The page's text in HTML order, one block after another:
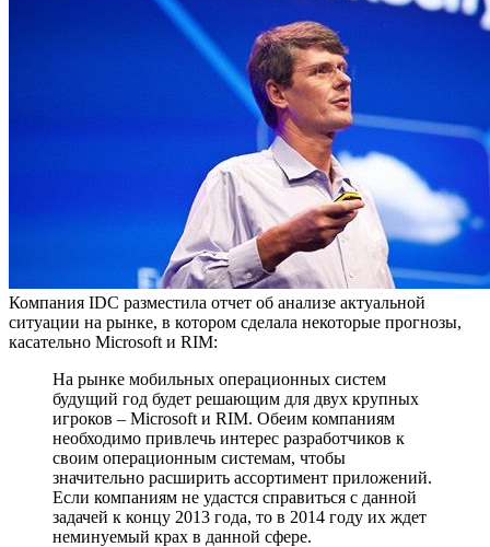
Компания IDC разместила отчет об анализе актуальной
ситуации на рынке, в котором сделала некоторые прогнозы,
касательно Microsoft и RIM:
На рынке мобильных операционных систем
будущий год будет решающим для двух крупных
игроков – Microsoft и RIM. Обеим компаниям
необходимо привлечь интерес разработчиков к
своим операционным системам, чтобы
значительно расширить ассортимент приложений.
Если компаниям не удастся справиться с данной
задачей к концу 2013 года, то в 2014 году их ждет
неминуемый крах в данной сфере.